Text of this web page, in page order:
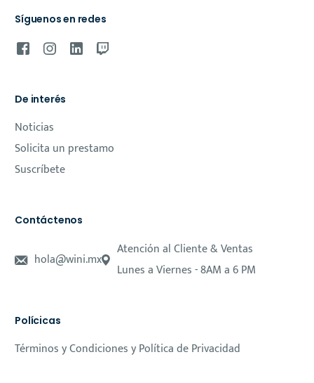
Síguenos en redes
De interés
Noticias
Solicita un prestamo
Suscríbete
Contáctenos
hola@wini.mx
Atención al Cliente & Ventas
Lunes a Viernes - 8AM a 6 PM
Polícicas
Términos y Condiciones y Política de Privacidad